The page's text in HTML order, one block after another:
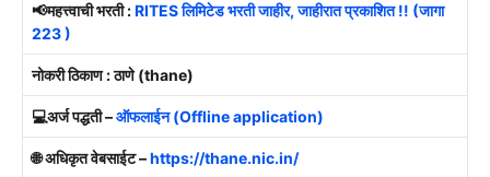
📢महत्त्वाची भरती :RITES लिमिटेड भरती जाहीर, जाहीरात प्रकाशित !! (जागा
223 )
नोकरी ठिकाण :ठाणे (thane)
💻अर्ज पद्धती –ऑफलाईन (Offline application)
🌐 अधिकृत वेबसाईट –https://thane.nic.in/